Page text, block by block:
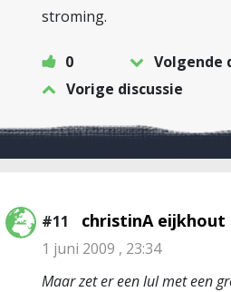
stroming.
0
Volgende
Vorige discussie
#11 christinA eijkhout
1 juni 2009 , 23:34
Maar zet er een lul met een